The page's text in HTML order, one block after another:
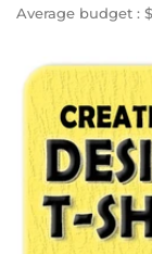
Average budget :